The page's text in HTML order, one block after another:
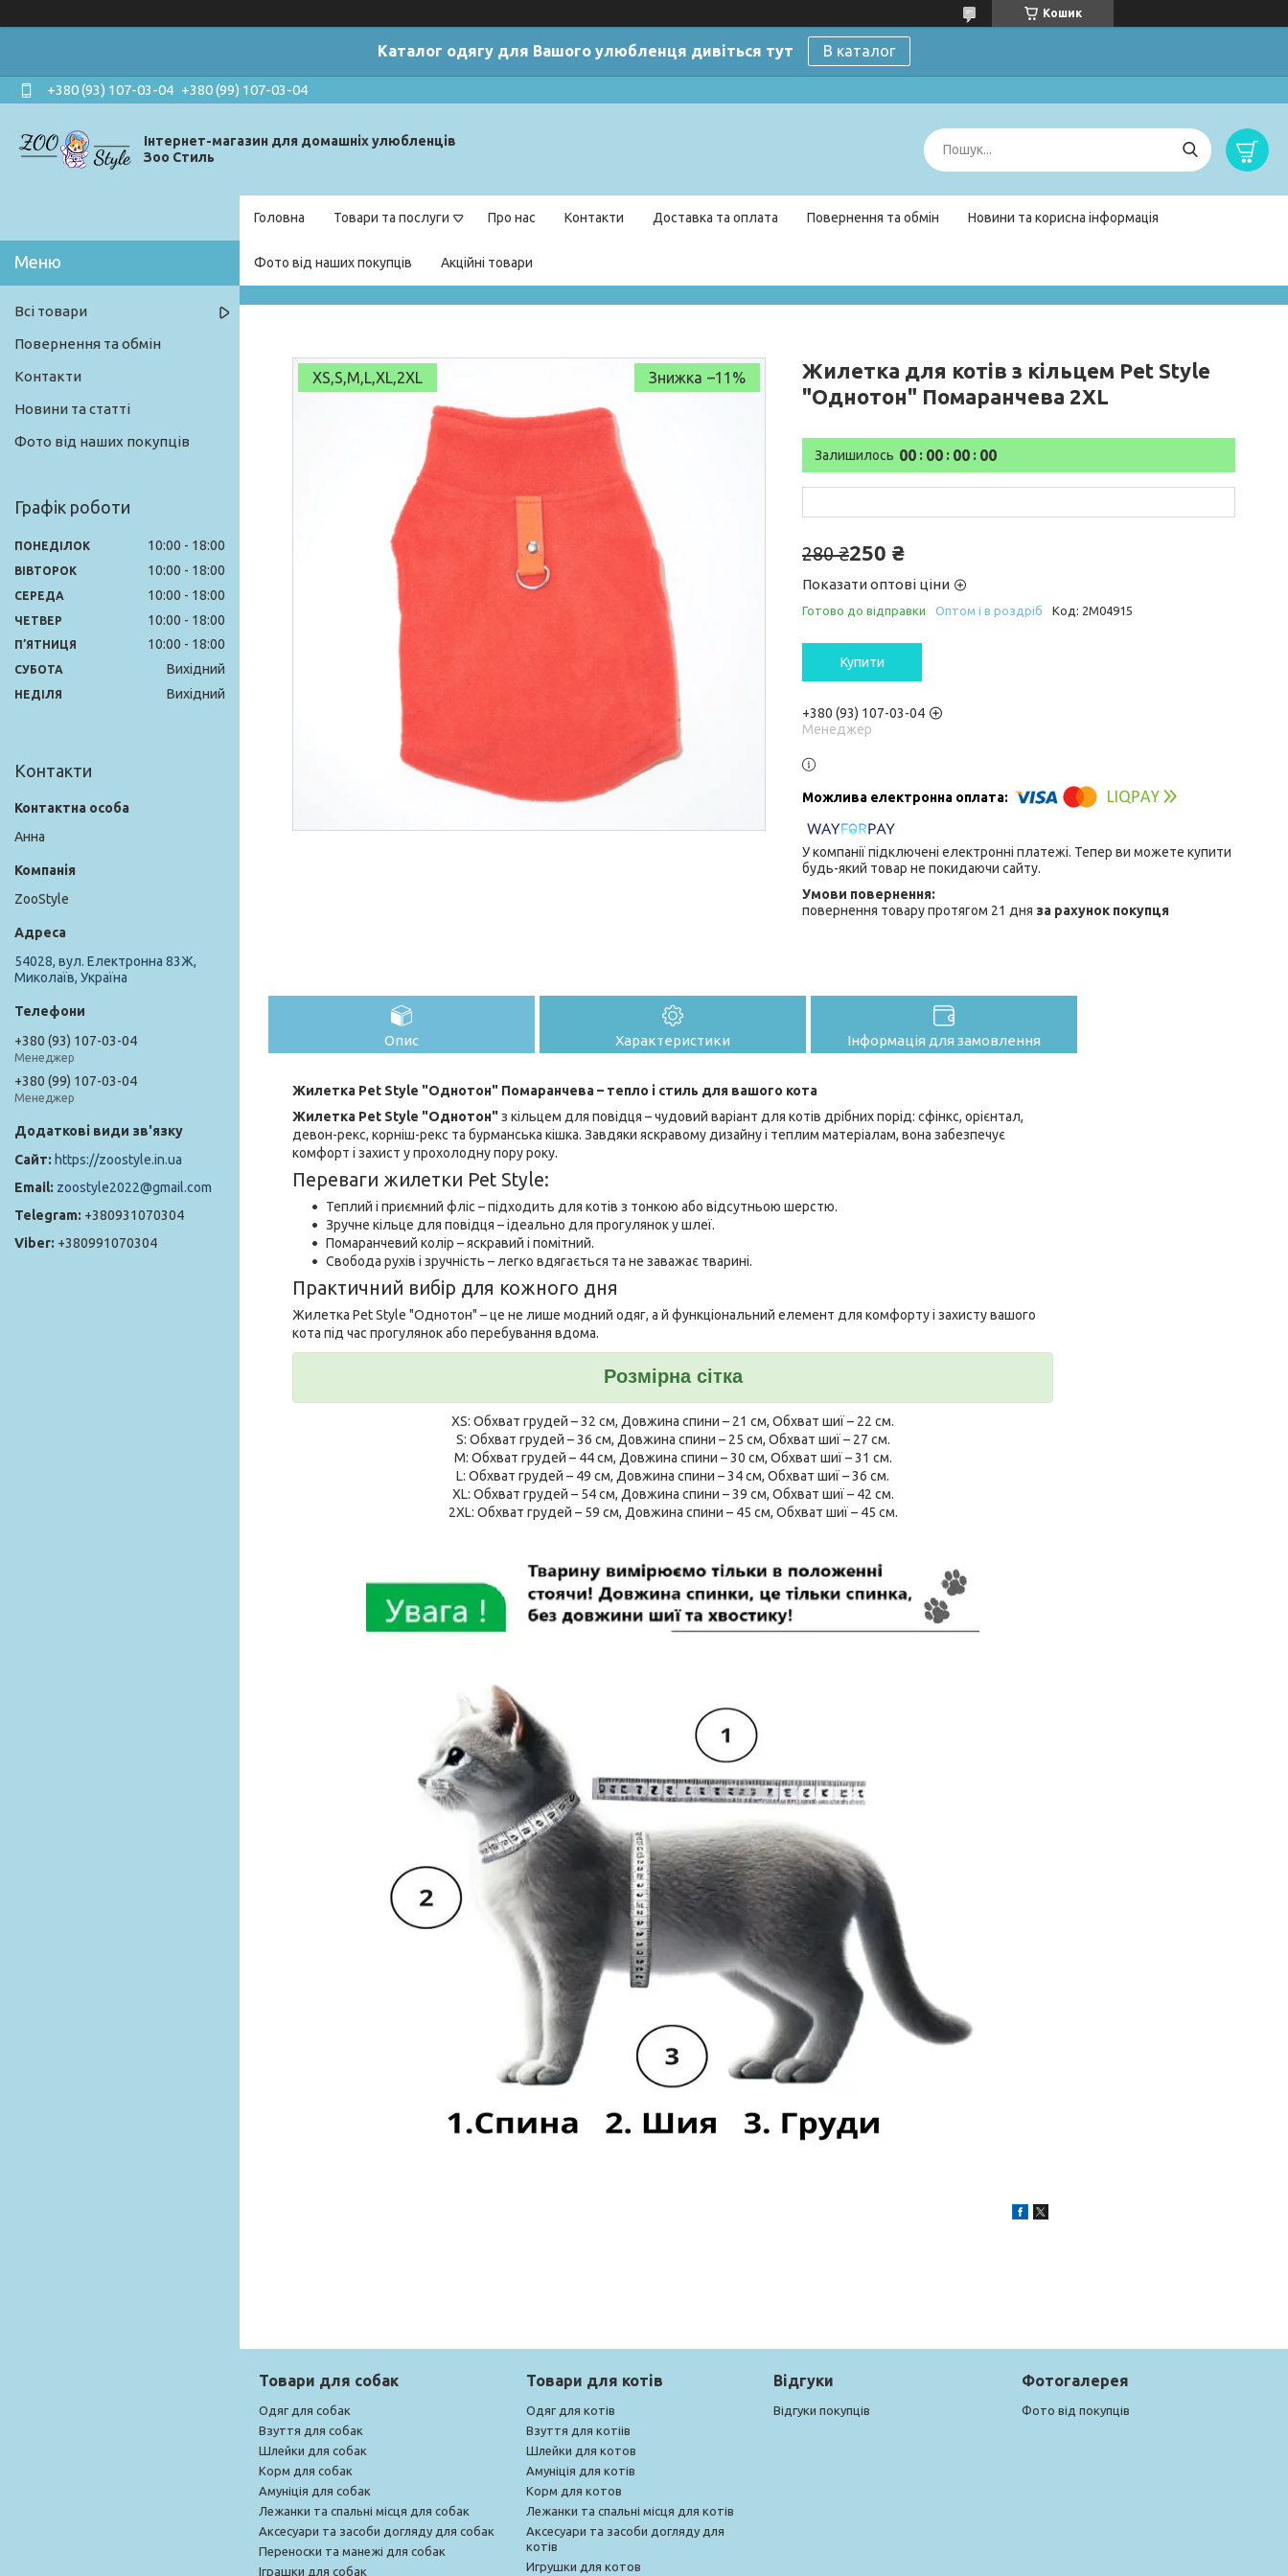
Кошик
Каталог одягу для Вашого улюбленця дивіться тут В каталог
+380 (93) 107-03-04 +380 (99) 107-03-04
Інтернет-магазин для домашніх улюбленців
Зоо Стиль
Головна Товари та послуги Про нас Контакти Доставка та оплата Повернення та обмін Новини та корисна інформація
Фото від наших покупців Акційні товари
XS,S,M,L,XL,2XL –11%
Жилетка для котів з кільцем Pet Style
"Однотон" Помаранчева 2XL
Залишилось 00 00 00 00
280 ₴250 ₴
Показати оптові ціни
Готово до відправки Оптом і в роздріб Код: 2M04915
Купити
+380 (93) 107-03-04
Менеджер
У компанії підключені електронні платежі. Тепер ви можете купити
будь-який товар не покидаючи сайту.
повернення товару протягом 21 дня за рахунок покупця
Опис Характеристики Інформація для замовлення
Жилетка Pet Style "Однотон" Помаранчева – тепло і стиль для вашого кота
Жилетка Pet Style "Однотон"з кільцем для повідця – чудовий варіант для котів дрібних порід: сфінкс, орієнтал,
девон-рекс, корніш-рекс та бурманська кішка. Завдяки яскравому дизайну і теплим матеріалам, вона забезпечує
комфорт і захист у прохолодну пору року.
Переваги жилетки Pet Style:
Теплий і приємний фліс – підходить для котів з тонкою або відсутньою шерстю.
Зручне кільце для повідця – ідеально для прогулянок у шлеї.
Помаранчевий колір – яскравий і помітний.
Свобода рухів і зручність – легко вдягається та не заважає тварині.
Практичний вибір для кожного дня
Жилетка Pet Style "Однотон" – це не лише модний одяг, а й функціональний елемент для комфорту і захисту вашого
кота під час прогулянок або перебування вдома.
Розмірна сітка
XS: Обхват грудей – 32 см, Довжина спини – 21 см, Обхват шиї – 22 см.
S: Обхват грудей – 36 см, Довжина спини – 25 см, Обхват шиї – 27 см.
M: Обхват грудей – 44 см, Довжина спини – 30 см, Обхват шиї – 31 см.
L: Обхват грудей – 49 см, Довжина спини – 34 см, Обхват шиї – 36 см.
XL: Обхват грудей – 54 см, Довжина спини – 39 см, Обхват шиї – 42 см.
2XL: Обхват грудей – 59 см, Довжина спини – 45 см, Обхват шиї – 45 см.
Всі товари
Повернення та обмін
Контакти
Новини та статті
Фото від наших покупців
Графік роботи
ПОНЕДІЛОК 10:00 18:00
ВІВТОРОК 10:00 18:00
СЕРЕДА 10:00 18:00
ЧЕТВЕР 10:00 18:00
ПʼЯТНИЦЯ 10:00 18:00
СУБОТА Вихідний
НЕДІЛЯ Вихідний
Контакти
Анна
ZooStyle
54028, вул. Електронна 83Ж,
Миколаїв, Україна
+380 (93) 107-03-04
Менеджер
+380 (99) 107-03-04
Менеджер
https://zoostyle.in.ua
zoostyle2022@gmail.com
+380931070304
+380991070304
Товари для собак
Одяг для собак
Взуття для собак
Шлейки для собак
Корм для собак
Амуніція для собак
Лежанки та спальні місця для собак
Аксесуари та засоби догляду для собак
Переноски та манежі для собак
Іграшки для собак
Товари для котів
Одяг для котів
Взуття для котіів
Шлейки для котов
Амуніція для котів
Корм для котов
Лежанки та спальні місця для котів
Аксесуари та засоби догляду для
котів
Игрушки для котов
Відгуки
Відгуки покупців
Фотогалерея
Фото від покупців